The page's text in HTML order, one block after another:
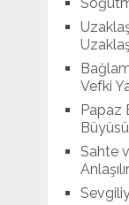
Vefki
Papaz
Sahte